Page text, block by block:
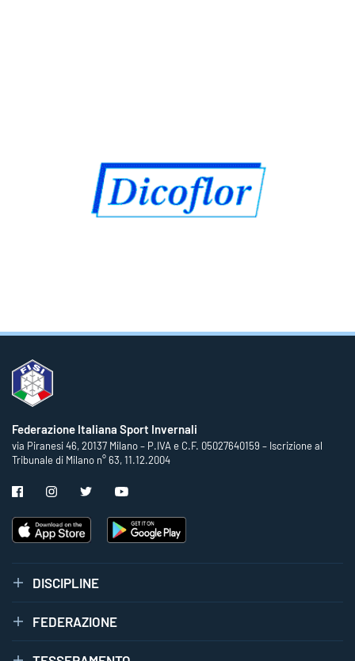
Federazione Italiana Sport Invernali
via Piranesi 46, 20137 Milano – P.IVA e C.F. 05027640159 – Iscrizione al
Tribunale di Milano n° 63, 11.12.2004
DISCIPLINE
FEDERAZIONE